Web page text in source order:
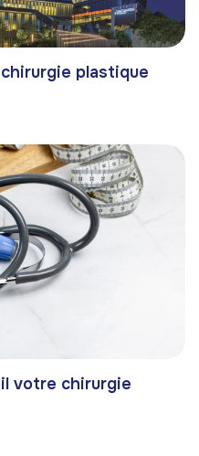
plastique
votre chirurgie